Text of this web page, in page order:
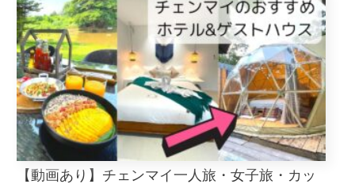
【動画あり】チェンマイ一人旅・女子旅・カッ